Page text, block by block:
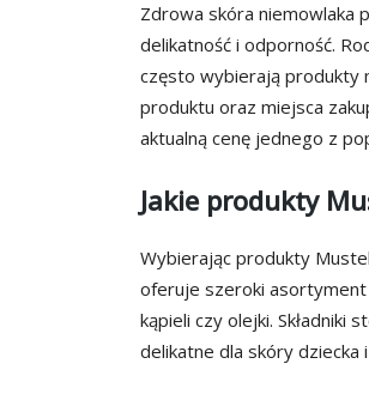
Zdrowa skóra niemowlaka
delikatność i odporność.
często wybierają produkty
produktu oraz miejsca
aktualną cenę jednego z
Jakie produkty
Wybierając produkty
oferuje szeroki
kąpieli czy olejki. Składniki
delikatne dla skóry